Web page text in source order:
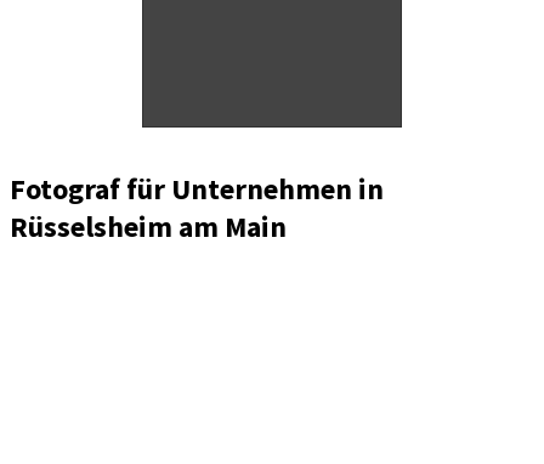
Fotograf für Unternehmen in
Rüsselsheim am Main